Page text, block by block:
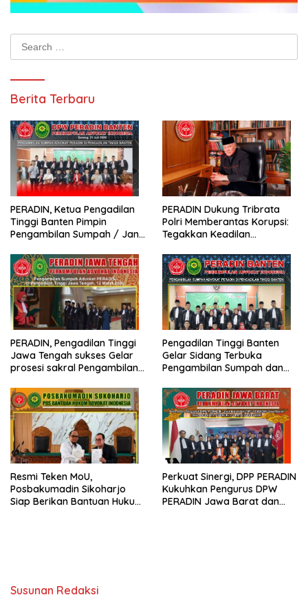
Search
for:
Berita Terbaru
PERADIN, Ketua Pengadilan
Tinggi Banten Pimpin
Pengambilan Sumpah / Janji
PERADIN Dukung Tribrata
Polri Memberantas Korupsi:
Tegakkan Keadilan
Justitia Ruat Caelum
PERADIN, Pengadilan Tinggi
Jawa Tengah sukses Gelar
prosesi sakral Pengambilan
Pengadilan Tinggi Banten
Gelar Sidang Terbuka
Pengambilan Sumpah dan
Resmi Teken MoU,
Posbakumadin Sikoharjo
Siap Berikan Bantuan Hukum
Perkuat Sinergi, DPP PERADIN
Kukuhkan Pengurus DPW
PERADIN Jawa Barat dan
Susunan Redaksi